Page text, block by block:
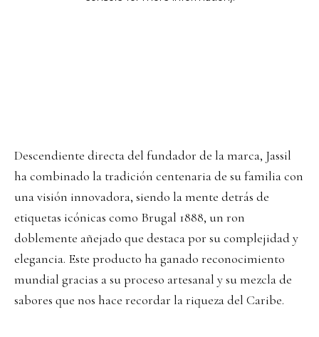
Descendiente directa del fundador de la marca, Jassil
ha combinado la tradición centenaria de su familia con
una visión innovadora, siendo la mente detrás de
etiquetas icónicas como Brugal 1888, un ron
doblemente añejado que destaca por su complejidad y
elegancia. Este producto ha ganado reconocimiento
mundial gracias a su proceso artesanal y su mezcla de
sabores que nos hace recordar la riqueza del Caribe.